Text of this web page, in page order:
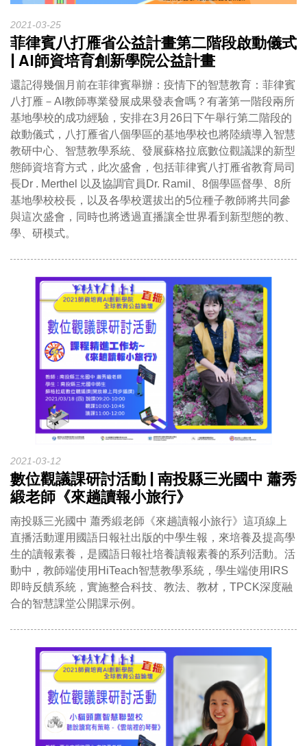
2021-03-25
菲律賓八打雁省公益計畫第二階段啟動儀式
| AI師資培育創新學院公益計畫
還記得幾個月前在菲律賓舉辦：疫情下的智慧教育：菲律賓
八打雁－AI教師專業發展成果發表會嗎？有著第一階段兩所
基地學校的成功經驗，安排在3月26日下午舉行第二階段的
啟動儀式，八打雁省八個學區的基地學校也將陸續導入智慧
教研中心、智慧教學系統、發展蘇格拉底數位觀議課的新型
態師資培育方式，此次盛會，包括菲律賓八打雁省教育局司
長Dr . Merthel 以及協調官員Dr. Ramil、8個學區督學、8所
基地學校校長，以及各學校選拔出的5位種子教師將共同參
與這次盛會，同時也將透過直播讓全世界看到新型態的教、
學、研模式。
2021-03-12
數位觀議課研討活動 | 南投縣三光國中 蕭秀
緞老師《來趟讀報小旅行》
南投縣三光國中 蕭秀緞老師《來趟讀報小旅行》這項線上
直播活動運用國語日報社出版的中學生報，來培養及提高學
生的讀報素養，是國語日報社培養讀報素養的系列活動。活
動中，教師端使用HiTeach智慧教學系統，學生端使用IRS
即時反饋系統，實施整合科技、教法、教材，TPCK深度融
合的智慧課堂公開課示例。